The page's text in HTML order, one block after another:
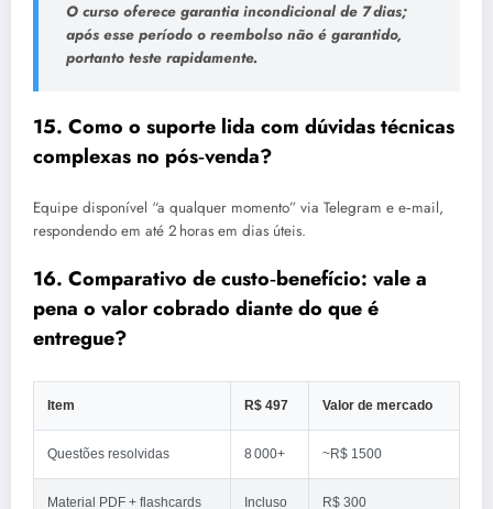
O curso oferece garantia incondicional de 7 dias;
após esse período o reembolso não é garantido,
portanto teste rapidamente.
15. Como o suporte lida com dúvidas técnicas
complexas no pós‑venda?
Equipe disponível “a qualquer momento” via Telegram e e‑mail,
respondendo em até 2 horas em dias úteis.
16. Comparativo de custo‑benefício: vale a
pena o valor cobrado diante do que é
entregue?
Item R$ 497 Valor de mercado
Questões resolvidas 8 000+ ~R$ 1500
Material PDF + flashcards Incluso R$ 300